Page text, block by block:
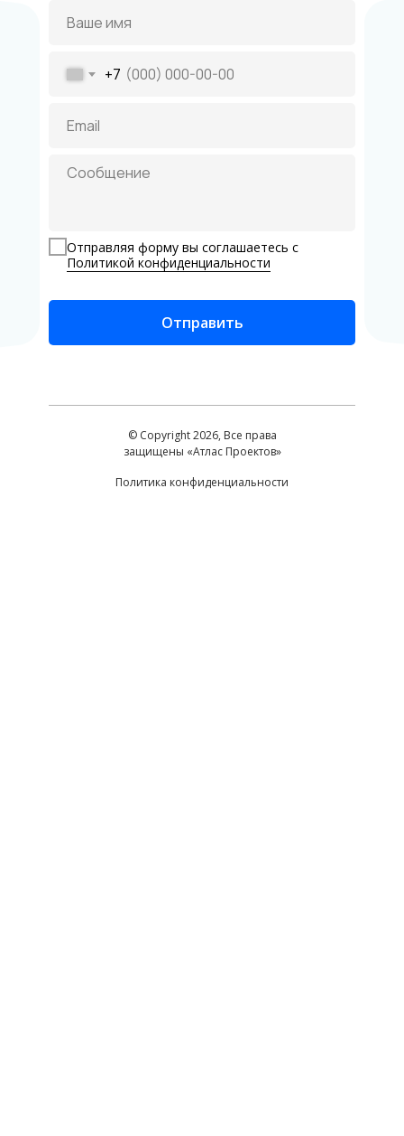
+7
Отправляя форму вы соглашаетесь с
Политикой конфиденциальности
Отправить
Политика конфиденциальности
© Copyright 2026, Все права
защищены «Атлас Проектов»